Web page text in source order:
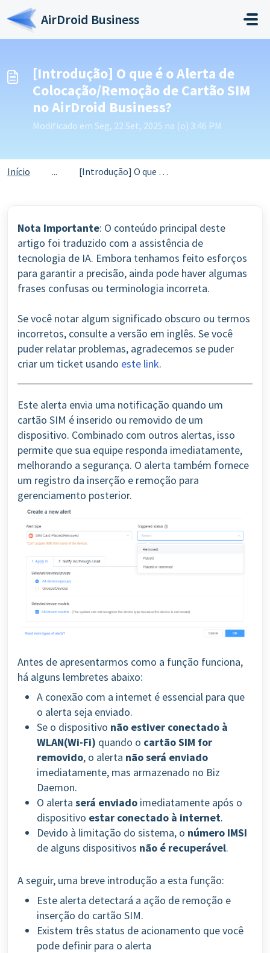
Ir para o conteúdo principal
AirDroid Business
[Introdução] O que é o Alerta de
Colocação/Remoção de Cartão SIM
no AirDroid Business?
Modificado em Seg, 22 Set, 2025 na (o) 3:46 PM
Início ... [Introdução] O que é o Alerta de Colocação/Remoção de Car...
Nota Importante: O conteúdo principal deste
artigo foi traduzido com a assistência de
tecnologia de IA. Embora tenhamos feito esforços
para garantir a precisão, ainda pode haver algumas
frases confusas ou terminologia incorreta.
Se você notar algum significado obscuro ou termos
incorretos, consulte a versão em inglês. Se você
puder relatar problemas, agradecemos se puder
criar um ticket usando este link.
Este alerta envia uma notificação quando um
cartão SIM é inserido ou removido de um
dispositivo. Combinado com outros alertas, isso
permite que sua equipe responda imediatamente,
melhorando a segurança. O alerta também fornece
um registro da inserção e remoção para
gerenciamento posterior.
Antes de apresentarmos como a função funciona,
há alguns lembretes abaixo:
A conexão com a internet é essencial para que
o alerta seja enviado.
Se o dispositivo não estiver conectado à
WLAN(Wi-Fi) quando o cartão SIM for
removido, o alerta não será enviado
imediatamente, mas armazenado no Biz
Daemon.
O alerta será enviado imediatamente após o
dispositivo estar conectado à internet.
Devido à limitação do sistema, o número IMSI
de alguns dispositivos não é recuperável.
A seguir, uma breve introdução a esta função:
Este alerta detectará a ação de remoção e
inserção do cartão SIM.
Existem três status de acionamento que você
pode definir para o alerta